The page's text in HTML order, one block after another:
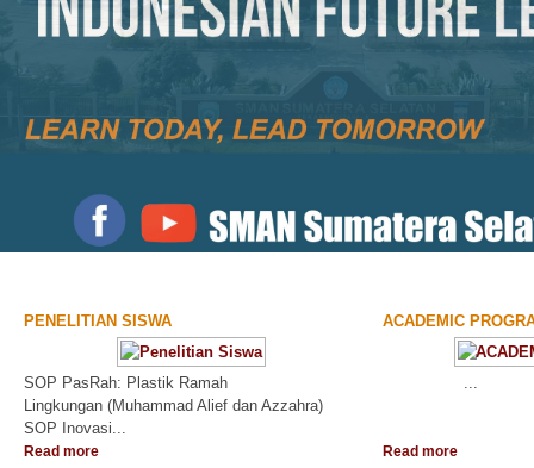
PENELITIAN SISWA
SOP PasRah: Plastik Ramah
Lingkungan (Muhammad Alief dan Azzahra)
SOP Inovasi...
Read more
ACADEMIC
...
Read more